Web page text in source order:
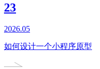
23
2026.05
如何设计一个小程序原型